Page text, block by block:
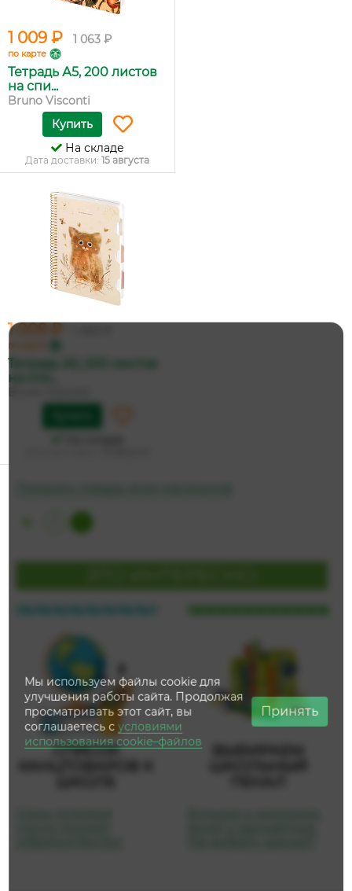
1 009 ₽ 1 063 ₽
по карте
Тетрадь А5, 200 листов
на спи...
Bruno Visconti
Купить
На складе
Дата доставки: 15 августа
1 009 ₽
по карте
Тетрадь А5, 200 листов
на спи...
СПИСОК
Мы используем файлы cookie для
улучшения работы сайта. Продолжая
просматривать этот сайт, вы
соглашаетесь сусловиями
использования cookie–файлов
Принять